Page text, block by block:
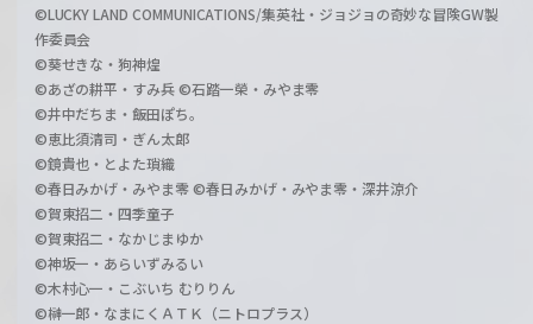
©LUCKY LAND COMMUNICATIONS/集英社・ジョジョの奇妙な冒険GW製
作委員会
©葵せきな・狗神煌
©あざの耕平・すみ兵 ©石踏一榮・みやま零
©井中だちま・飯田ぽち。
©恵比須清司・ぎん太郎
©鏡貴也・とよた瑣織
©春日みかげ・みやま零 ©春日みかげ・みやま零・深井涼介
©賀東招二・四季童子
©賀東招二・なかじまゆか
©神坂一・あらいずみるい
©木村心一・こぶいち むりりん
©榊一郎・なまにくＡＴＫ（ニトロプラス）